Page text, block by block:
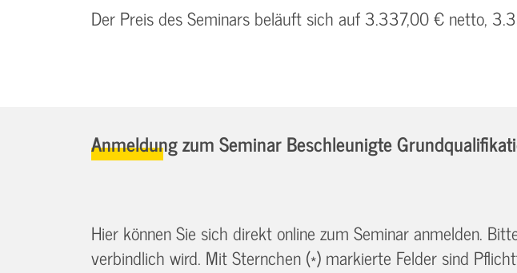
Der Preis des Seminars beläuft sich auf 3.337,00 € netto,
Anmeldung zum Seminar Beschleunigte
Hier können Sie sich direkt online zum Seminar anmelden.
verbindlich wird. Mit Sternchen (*) markierte Felder sind